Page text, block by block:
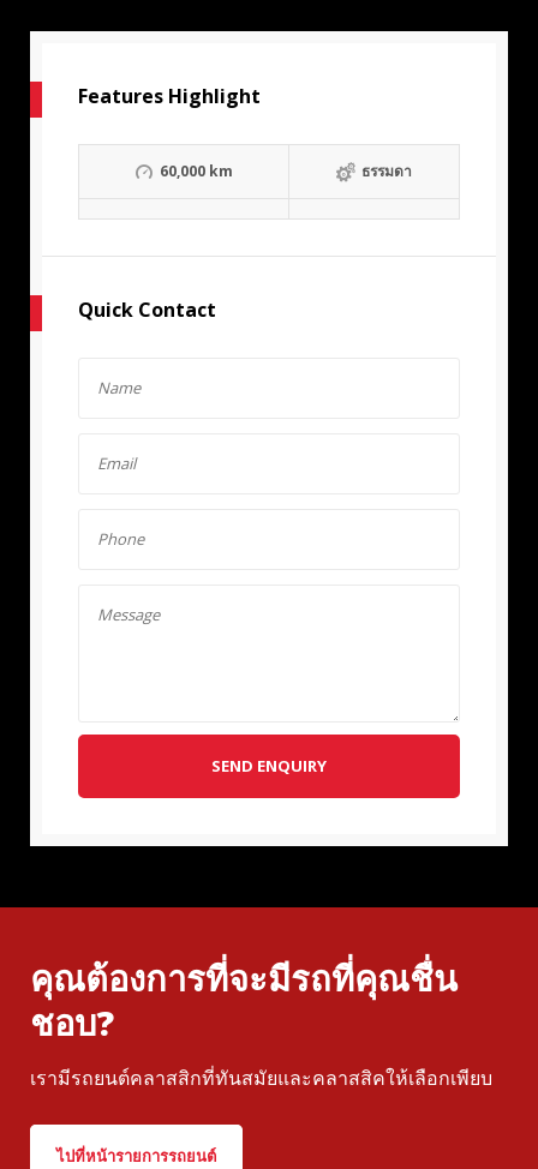
Features Highlight
60,000 km ธรรมดา
Quick Contact
SEND ENQUIRY
คุณต้องการที่จะมีรถที่คุณชื่น
ชอบ?
เรามีรถยนต์คลาสสิกที่ทันสมัยและคลาสสิคให้เลือกเพียบ
ไปที่หน้ารายการรถยนต์